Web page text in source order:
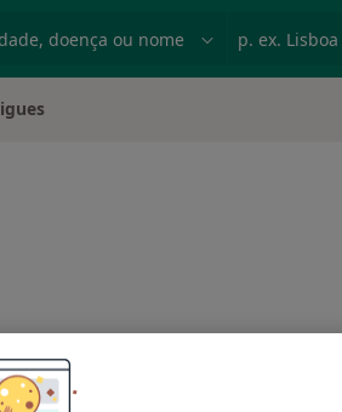
Solicite um atendimento